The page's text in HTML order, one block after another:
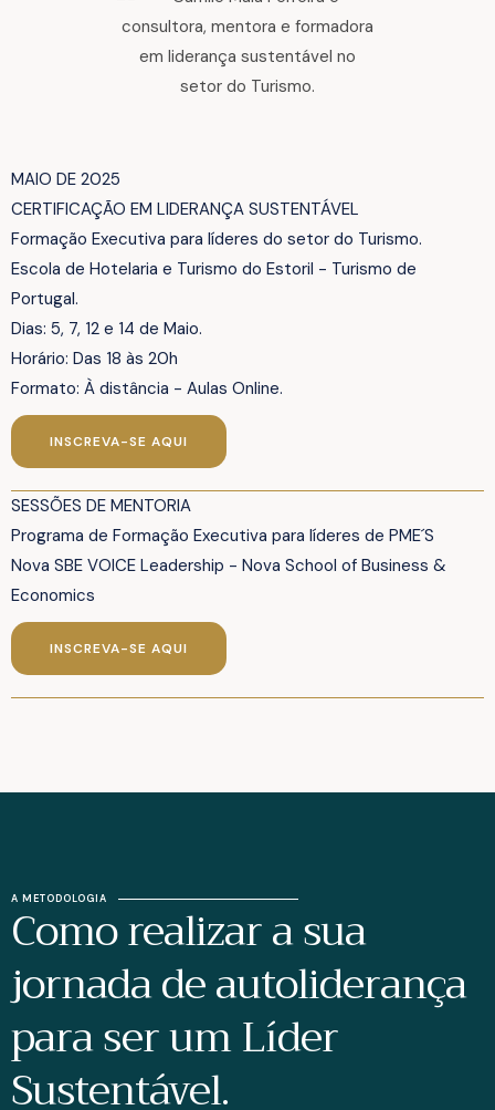
MAIO DE 2025
CERTIFICAÇÃO EM LIDERANÇA SUSTENTÁVEL
Formação Executiva para líderes do setor do Turismo.
Escola de Hotelaria e Turismo do Estoril - Turismo de
Portugal.
Dias: 5, 7, 12 e 14 de Maio.
Horário: Das 18 às 20h
Formato: À distância - Aulas Online.
INSCREVA-SE AQUI
SESSÕES DE MENTORIA
Programa de Formação Executiva para líderes de PME´S
Nova SBE VOICE Leadership - Nova School of Business &
Economics
INSCREVA-SE AQUI
A METODOLOGIA
Como realizar a sua
jornada de autoliderança
para ser um Líder
Sustentável.